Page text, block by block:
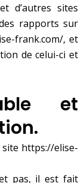
d’autres sites
rapports sur
frank.com/, et
de celui-ci et
et
https://elise-
pas, il est fait